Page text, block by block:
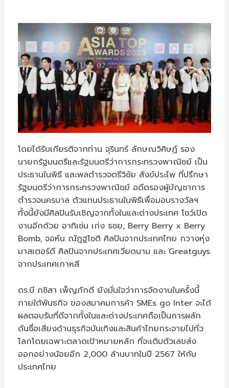
โดยได้รับเกียรติจากท่าน จุรินทร์ ลักษณวิศิษฏ์ รอง
นายกรัฐมนตรีและรัฐมนตรีว่าการกระทรวงพาณิชย์ เป็น
ประธานในพิธี และพลตำรวจตรีวิชัย สังข์ประไพ ที่ปรึกษา
รัฐมนตรีว่าการกระทรวงพาณิชย์ อดีตรองผู้บัญชาการ
ตำรวจนครบาล ตัวแทนประธานในพิธีเพื่อมอบรางวัลฯ
ทั้งนี้ยังมีศิลปินรับเชิญจากทั้งในและต่างประเทศ โชว์เปิด
งานอีกด้วย อาทิเช่น เก่ง ธชย, Berry Berry x Berry
Bomb, จอห์น ณัฎฐโชติ ศิลปินจากประเทศไทย กวางหุ่ง
มาสเตอร์ดี ศิลปินจากประเทศเวียดนาม และ Greatguys
จากประเทศเกาหลี
ดร.บี ภชิสา เพ็ญภักดี ยังมั่นใจว่าการจัดงานในครั้งนี้
ภายใต้พันธกิจ ของสมาคมการค้า SMEs go Inter จะได้
ผลตอบรับที่ดีจากทั้งในและต่างประเทศถือเป็นการผลัก
ดันชื่อเสียงด้านธุรกิจบันเทิงและสินค้าไทยกระจายไปทั่ว
โลกโดยเฉพาะตลาดเป้าหมายหลัก ที่จะเติมตัวเลขส่ง
ออกอย่างน้อยอีก 2,000 ล้านบาทในปี 2567 ให้กับ
ประเทศไทย